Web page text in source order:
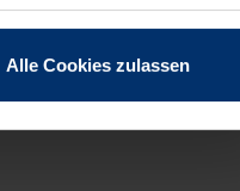
Alle Cookies zulassen